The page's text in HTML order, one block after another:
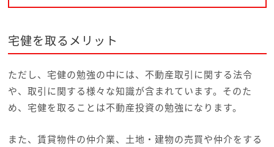
宅健を取るメリット
ただし、宅健の勉強の中には、不動産取引に関する法令
や、取引に関する様々な知識が含まれています。そのた
め、宅健を取ることは不動産投資の勉強になります。
また、賃貸物件の仲介業、土地・建物の売買や仲介をする